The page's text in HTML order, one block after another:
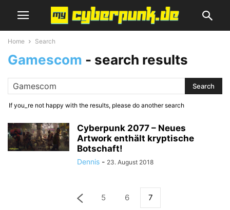
Home Search
Gamescom - search results
If you_re not happy with the results, please do another search
Cyberpunk 2077 – Neues
Artwork enthält kryptische
Botschaft!
Dennis - 23. August 2018
5 6 7